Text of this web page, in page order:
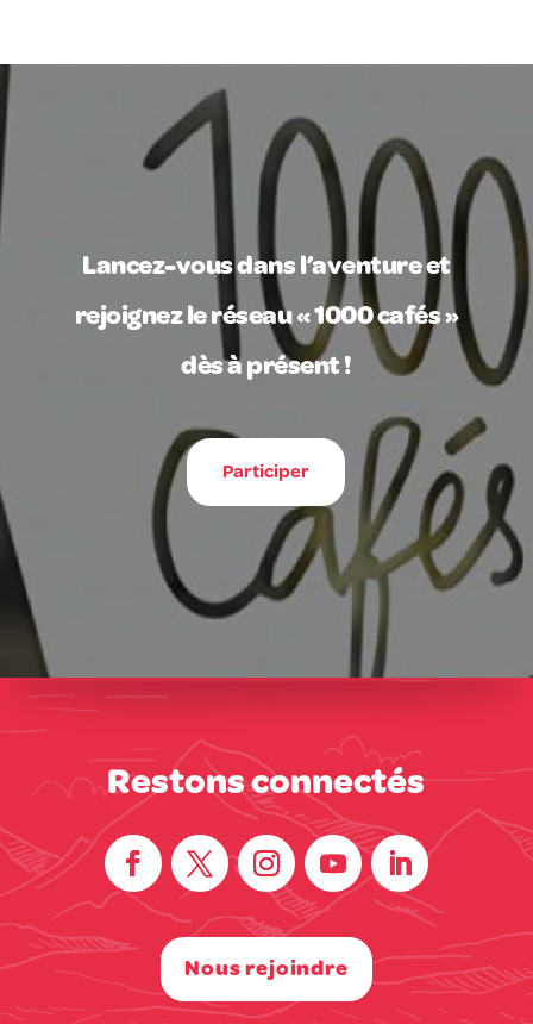
Lancez-vous dans l’aventure et
rejoignez le réseau « 1000 cafés »
dès à présent !
Participer
Restons connectés
Nous rejoindre